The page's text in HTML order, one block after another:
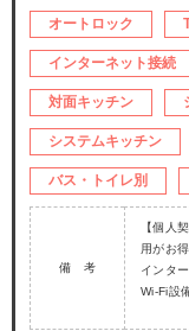
オートロック
インターネット接続
対面キッチン
システムキッチン
バス・トイレ別
備 考
【個人
用がお得
インタ
Wi-Fi設